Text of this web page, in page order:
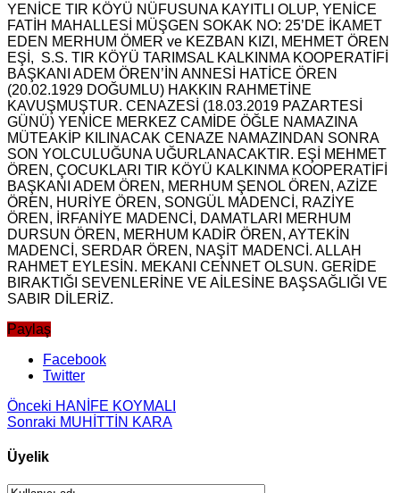
YENİCE TIR KÖYÜ NÜFUSUNA KAYITLI OLUP, YENİCE
FATİH MAHALLESİ MÜŞGEN SOKAK NO: 25’DE İKAMET
EDEN MERHUM ÖMER ve KEZBAN KIZI, MEHMET ÖREN
EŞİ, S.S. TIR KÖYÜ TARIMSAL KALKINMA KOOPERATİFİ
BAŞKANI ADEM ÖREN’İN ANNESİ HATİCE ÖREN
(20.02.1929 DOĞUMLU) HAKKIN RAHMETİNE
KAVUŞMUŞTUR. CENAZESİ (18.03.2019 PAZARTESİ
GÜNÜ) YENİCE MERKEZ CAMİDE ÖĞLE NAMAZINA
MÜTEAKİP KILINACAK CENAZE NAMAZINDAN SON RA
SON YOLCULUĞUNA UĞURLANACAKTIR. EŞİ MEHMET
ÖREN, ÇOCUKLARI TIR KÖYÜ KALKINMA KOOPERATİFİ
BAŞKANI ADEM ÖREN, MERHUM ŞENOL ÖREN, AZİZE
ÖREN, HURİYE ÖREN, SONGÜL MADENCİ, RAZİYE
ÖREN, İRFANİYE MADENCİ, DAMATLARI MERHUM
DURSUN ÖREN, MERHUM KADİR ÖREN, AYTEKİN
MADENCİ, SERDAR ÖREN, NAŞİT MADENCİ. ALLAH
RAHMET EYLESİN. MEKANI CENNET OLSUN. GERİDE
BIRAKTIĞI SEVENLERİNE VE AİLESİNE BAŞSAĞLIĞI VE
SABIR DİLERİZ.
Paylaş
Facebook
Twitter
Önceki HANİFE KOYMALI
Sonraki MUHİTTİN KARA
Üyelik